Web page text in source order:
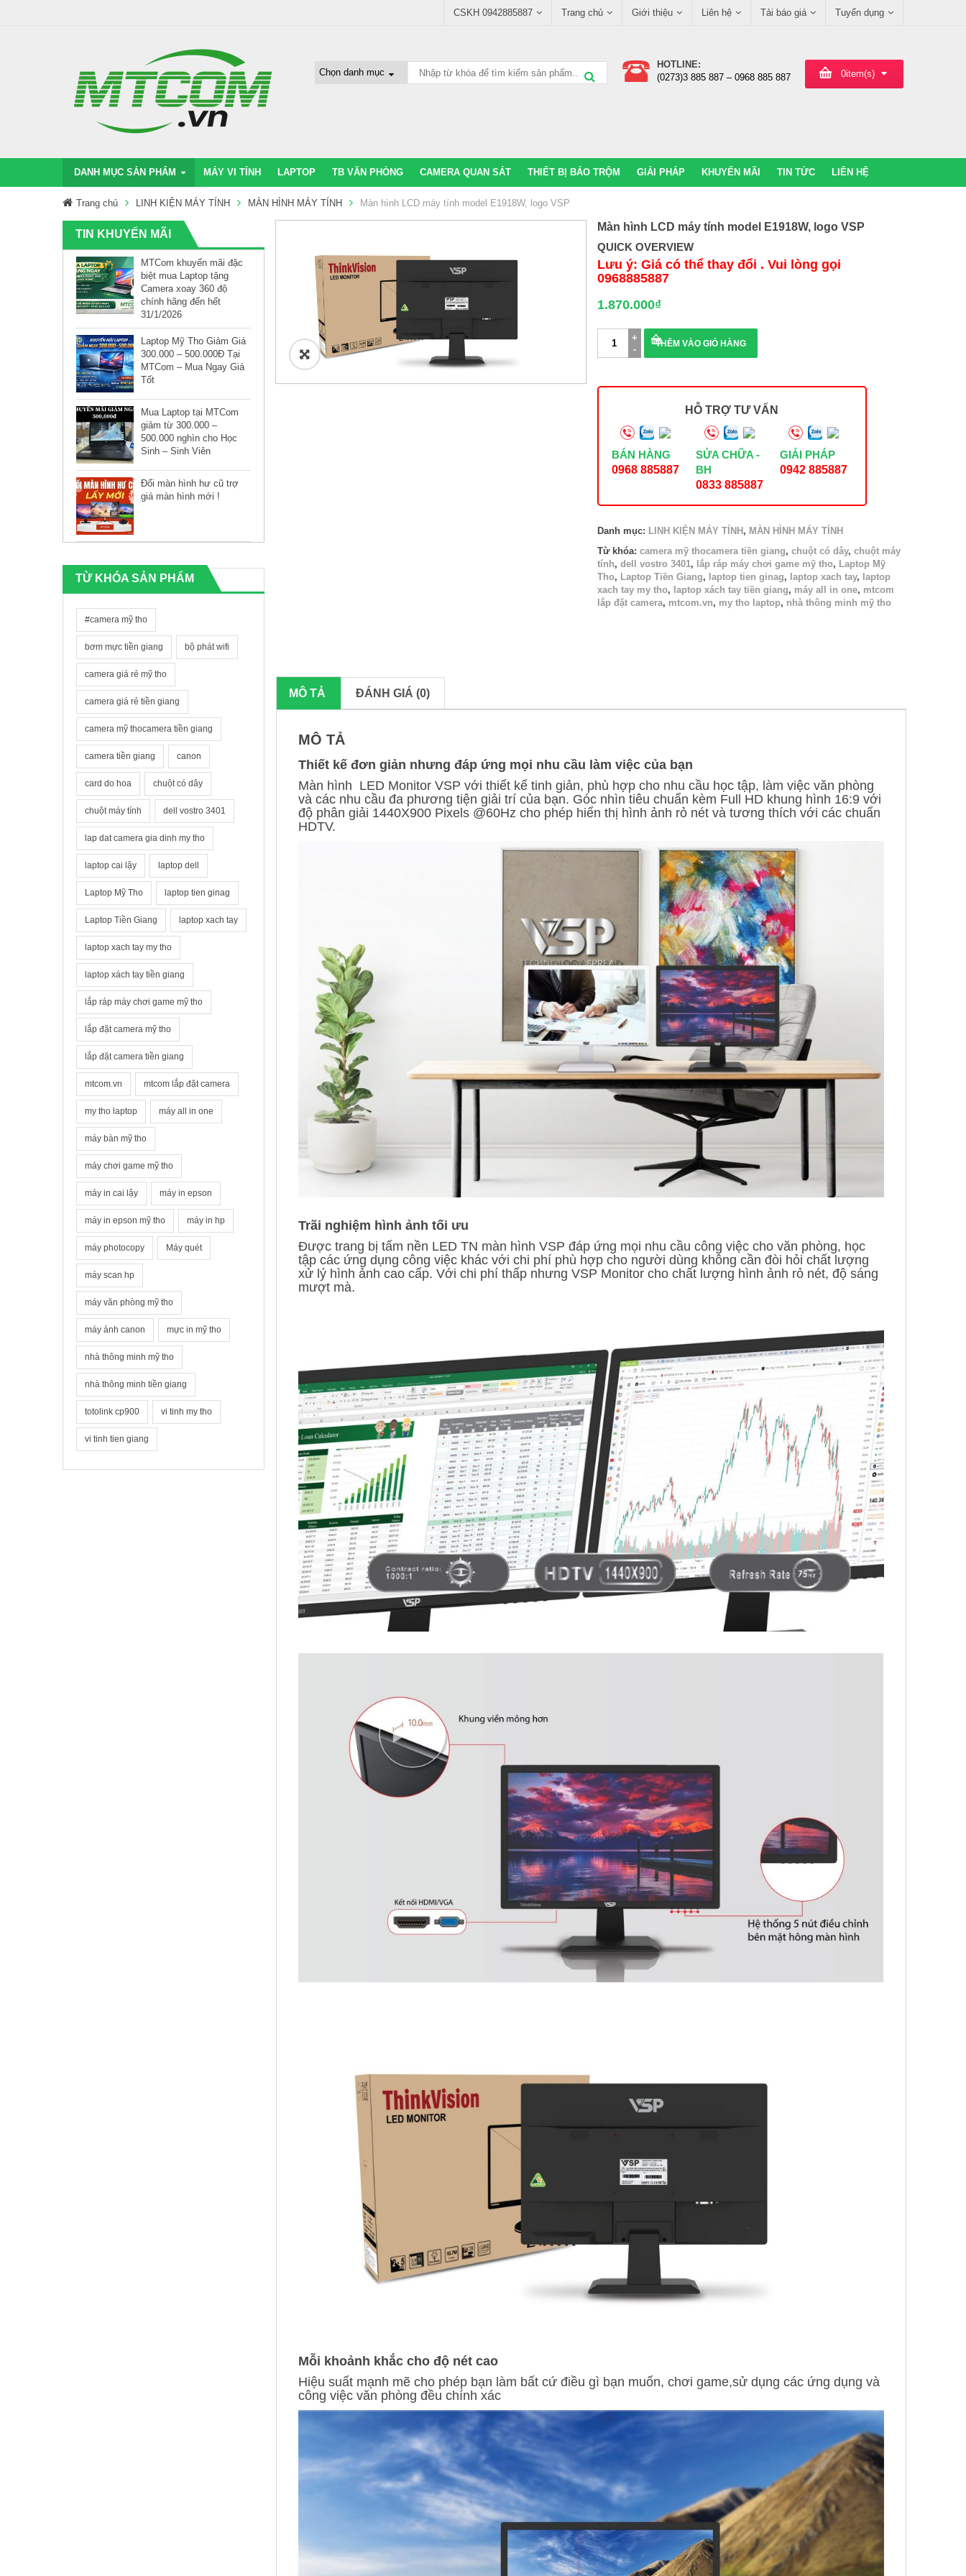
CSKH 0942885887 Trang chủ Giới thiệu Liên hệ Tải báo giá Tuyển dụng
0item(s)
HOTLINE:
(0273)3 885 887 – 0968 885 887
DANH MỤC SẢN PHẨM MÁY VI TÍNH LAPTOP TB VĂN PHÒNG CAMERA QUAN SÁT THIẾT BỊ BÁO TRỘM GIẢI PHÁP KHUYẾN MÃI TIN TỨC LIÊN HỆ
Trang chủ LINH KIỆN MÁY TÍNH MÀN HÌNH MÁY TÍNH Màn hình LCD máy tính model E1918W, logo VSP
TIN KHUYẾN MÃI
MTCom khuyến mãi đặc
biệt mua Laptop tặng
Camera xoay 360 độ
chính hãng đến hết
31/1/2026
Laptop Mỹ Tho Giảm Giá
300.000 – 500.000Đ Tại
MTCom – Mua Ngay Giá
Tốt
Mua Laptop tại MTCom
giảm từ 300.000 –
500.000 nghìn cho Học
Sinh – Sinh Viên
Đổi màn hình hư cũ trợ
giá màn hình mới !
TỪ KHÓA SẢN PHẨM
#camera mỹ tho
bơm mực tiền giang bộ phát wifi
camera giá rẻ mỹ tho
camera giá rẻ tiền giang
camera mỹ thocamera tiền giang
camera tiền giang canon
card do hoa chuột có dây
chuột máy tính dell vostro 3401
lap dat camera gia dinh my tho
laptop cai lậy laptop dell
Laptop Mỹ Tho laptop tien ginag
Laptop Tiền Giang laptop xach tay
laptop xach tay my tho
laptop xách tay tiền giang
lắp ráp máy chơi game mỹ tho
lắp đặt camera mỹ tho
lắp đặt camera tiền giang
mtcom.vn mtcom lắp đặt camera
my tho laptop máy all in one
máy bàn mỹ tho
máy chơi game mỹ tho
máy in cai lậy máy in epson
máy in epson mỹ tho máy in hp
máy photocopy Máy quét
máy scan hp
máy văn phòng mỹ tho
máy ảnh canon mực in mỹ tho
nhà thông minh mỹ tho
nhà thông minh tiền giang
totolink cp900 vi tinh my tho
vi tinh tien giang
🔍
Màn hình LCD máy tính model E1918W, logo VSP
QUICK OVERVIEW
Lưu ý: Giá có thể thay đổi . Vui lòng gọi
0968885887
1.870.000₫
hình
LCD
tính
lượng
THÊM VÀO GIỎ HÀNG
HỖ TRỢ TƯ VẤN
BÁN HÀNG
0968 885887
SỬA CHỮA -
BH
0833 885887
GIẢI PHÁP
0942 885887
Danh mục: LINH KIỆN MÁY TÍNH , MÀN HÌNH MÁY TÍNH
Từ khóa: camera mỹ thocamera tiền giang, chuột có dây, chuột máy
tính, dell vostro 3401, lắp ráp máy chơi game mỹ tho, Laptop Mỹ
Tho, Laptop Tiền Giang, laptop tien ginag, laptop xach tay, laptop
xach tay my tho, laptop xách tay tiền giang, máy all in one, mtcom
lắp đặt camera, mtcom.vn, my tho laptop, nhà thông minh mỹ tho
MÔ TẢ ĐÁNH GIÁ (0)
MÔ TẢ
Thiết kế đơn giản nhưng đáp ứng mọi nhu cầu làm việc của bạn
Màn hình LED Monitor VSP với thiết kế tinh giản, phù hợp cho nhu cầu học tập, làm việc văn phòng
và các nhu cầu đa phương tiện giải trí của bạn. Góc nhìn tiêu chuẩn kèm Full HD khung hình 16:9 với
độ phân giải 1440X900 Pixels @60Hz cho phép hiển thị hình ảnh rỏ nét và tương thích với các chuẩn
HDTV.
Trãi nghiệm hình ảnh tối ưu
Được trang bị tấm nền LED TN màn hình VSP đáp ứng mọi nhu cầu công việc cho văn phòng, học
tập các ứng dụng công việc khác với chi phí phù hợp cho người dùng không cần đòi hỏi chất lượng
xử lý hình ảnh cao cấp. Với chi phí thấp nhưng VSP Monitor cho chất lượng hình ảnh rỏ nét, độ sáng
mượt mà.
Mỗi khoảnh khắc cho độ nét cao
Hiệu suất mạnh mẽ cho phép bạn làm bất cứ điều gì bạn muốn, chơi game,sử dụng các ứng dụng và
công việc văn phòng đều chính xác